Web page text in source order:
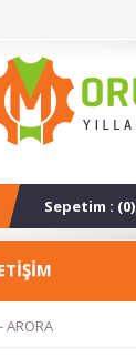
Sepetim : (0)
ARORA